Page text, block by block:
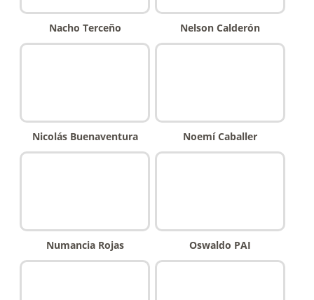
Nacho Terceño Nelson Calderón
Nicolás Buenaventura Noemí Caballer
Numancia Rojas Oswaldo PAI